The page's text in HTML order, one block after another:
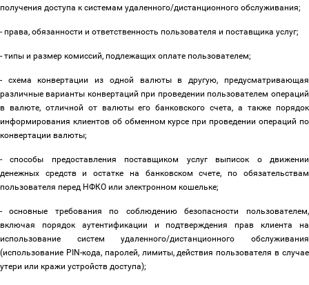
получения доступа к системам удаленного/дистанционного обслуживания;
- права, обязанности и ответственность пользователя и поставщика услуг;
- типы и размер комиссий, подлежащих оплате пользователем;
-
схема конвертации из одной валюты в другую, предусматривающая
различные варианты конвертаций при проведении пользователем операций
в валюте, отличной от валюты его банковского счета, а также порядок
информирования клиентов об обменном курсе при проведении операций по
конвертации валюты;
- способы предоставления поставщиком услуг выписок о движении
денежных средств и остатке на банковском счете, по обязательствам
пользователя перед НФКО или электронном кошельке;
- основные требования по соблюдению безопасности пользователем,
включая порядок аутентификации и подтверждения прав клиента на
использование систем удаленного/дистанционного обслуживания
(использование PIN-кода, паролей, лимиты, действия пользователя в случае
утери или кражи устройств доступа);